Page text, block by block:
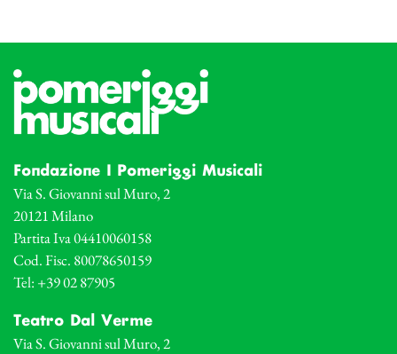
Fondazione I Pomeriggi Musicali
Via S. Giovanni sul Muro, 2
20121 Milano
Partita Iva 04410060158
Cod. Fisc. 80078650159
Tel: +39 02 87905
Teatro Dal Verme
Via S. Giovanni sul Muro, 2